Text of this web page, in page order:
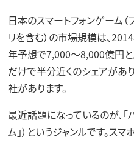
日本のスマートフォンゲーム
リを含む）の市場規模は、
年予想で7,000～8,000億円と
だけで半分近くのシェアがあ
社があります。
最近話題になっているのが、「
ム」）というジャンルです。ス